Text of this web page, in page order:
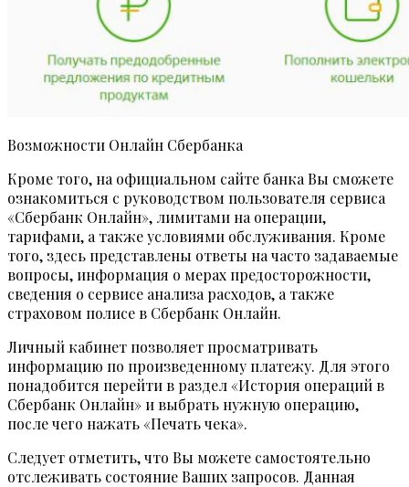
Возможности Онлайн Сбербанка
Кроме того, на официальном сайте банка Вы сможете
ознакомиться с руководством пользователя сервиса
«Сбербанк Онлайн», лимитами на операции,
тарифами, а также условиями обслуживания. Кроме
того, здесь представлены ответы на часто задаваемые
вопросы, информация о мерах предосторожности,
сведения о сервисе анализа расходов, а также
страховом полисе в Сбербанк Онлайн.
Личный кабинет позволяет просматривать
информацию по произведенному платежу. Для этого
понадобится перейти в раздел «История операций в
Сбербанк Онлайн» и выбрать нужную операцию,
после чего нажать «Печать чека».
Следует отметить, что Вы можете самостоятельно
отслеживать состояние Ваших запросов. Данная